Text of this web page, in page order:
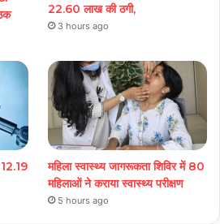
22.60 लाख की ठगी,
3 hours ago
12.19
महिला स्वास्थ्य जागरूकता शिविर में 80
महिलाओं ने कराया स्वास्थ्य परीक्षण
5 hours ago